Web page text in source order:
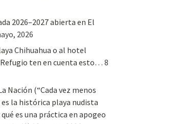
2026–2027 abierta en El
2026
Chihuahua o al hotel
ten en cuenta esto…8
Nación (“Cada vez menos
es la histórica playa nudista
es una práctica en apogeo